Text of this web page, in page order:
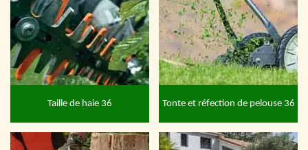
Taille de haie 36 Tonte et réfection de pelouse 36